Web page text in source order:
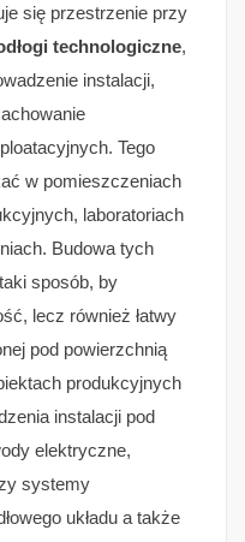
się przestrzenie przy
technologiczne,
instalacji,
Tego
w pomieszczeniach
laboratoriach
Budowa tych
sposób, by
lecz również łatwy
pod powierzchnią
produkcyjnych
instalacji pod
elektryczne,
systemy
układu a także